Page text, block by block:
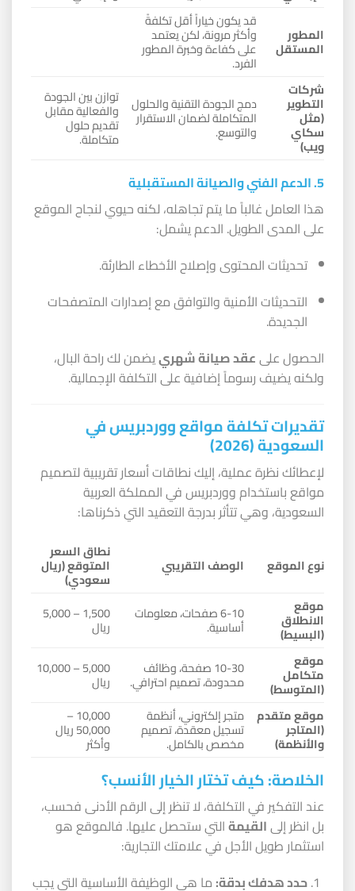
المطور
المستقل
قد يكون خياراً أقل تكلفةً
وأكثر مرونة، لكن يعتمد
على كفاءة وخبرة المطور
الفرد.
شركات
التطوير
(مثل
سكاي
ويب)
دمج الجودة التقنية والحلول
المتكاملة لضمان الاستقرار
والتوسع.
توازن بين الجودة
والفعالية مقابل
تقديم حلول
متكاملة.
5. الدعم الفني والصيانة المستقبلية
هذا العامل غالباً ما يتم تجاهله، لكنه حيوي لنجاح الموقع
على المدى الطويل. الدعم يشمل:
تحديثات المحتوى وإصلاح الأخطاء الطارئة.
التحديثات الأمنية والتوافق مع إصدارات المتصفحات
الجديدة.
الحصول علىعقد صيانة شهرييضمن لك راحة البال،
ولكنه يضيف رسوماً إضافية على التكلفة الإجمالية.
تقديرات تكلفة مواقع ووردبريس في
السعودية (2026)
لإعطائك نظرة عملية، إليك نطاقات أسعار تقريبية لتصميم
مواقع باستخدام ووردبريس في المملكة العربية
السعودية، وهي تتأثر بدرجة التعقيد التي ذكرناها:
نوع الموقع الوصف التقريبي
نطاق السعر
المتوقع (ريال
سعودي)
موقع
الانطلاق
(البسيط)
6-10 صفحات، معلومات
أساسية.
1,500 – 5,000
ريال
موقع
متكامل
(المتوسط)
10-30 صفحة، وظائف
محدودة، تصميم احترافي.
5,000 – 10,000
ريال
موقع متقدم
(المتاجر
والأنظمة)
متجر إلكتروني، أنظمة
تسجيل معقدة، تصميم
مخصص بالكامل.
10,000 –
50,000 ريال
وأكثر
الخلاصة: كيف تختار الخيار الأنسب؟
عند التفكير في التكلفة، لا تنظر إلى الرقم الأدنى فحسب،
بل انظر إلىالقيمةالتي ستحصل عليها. فالموقع هو
استثمار طويل الأجل في علامتك التجارية:
حدد هدفك بدقة: ما هي الوظيفة الأساسية التي يجب